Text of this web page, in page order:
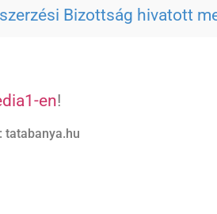
Bizottság hivatott
en!
tatabanya.hu